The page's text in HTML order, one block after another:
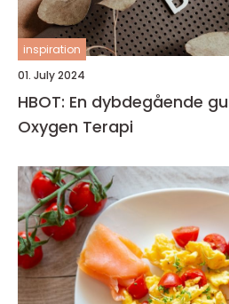
inspiration
01. July 2024
HBOT: En dybdegående
Oxygen Terapi